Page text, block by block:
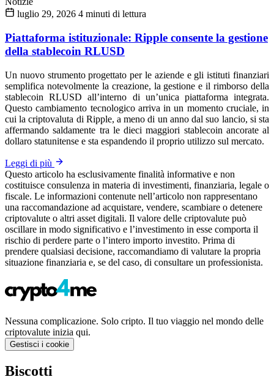
luglio 29, 2026 4 minuti di lettura
Piattaforma istituzionale: Ripple consente la gestione
della stablecoin RLUSD
Un nuovo strumento progettato per le aziende e gli istituti finanziari
semplifica notevolmente la creazione, la gestione e il rimborso della
stablecoin RLUSD all’interno di un’unica piattaforma integrata.
Questo cambiamento tecnologico arriva in un momento cruciale, in
cui la criptovaluta di Ripple, a meno di un anno dal suo lancio, si sta
affermando saldamente tra le dieci maggiori stablecoin ancorate al
dollaro statunitense e sta espandendo il proprio utilizzo sul mercato.
Leggi di più
Questo articolo ha esclusivamente finalità informative e non
costituisce consulenza in materia di investimenti, finanziaria, legale o
fiscale. Le informazioni contenute nell’articolo non rappresentano
una raccomandazione ad acquistare, vendere, scambiare o detenere
criptovalute o altri asset digitali. Il valore delle criptovalute può
oscillare in modo significativo e l’investimento in esse comporta il
rischio di perdere parte o l’intero importo investito. Prima di
prendere qualsiasi decisione, raccomandiamo di valutare la propria
situazione finanziaria e, se del caso, di consultare un professionista.
Nessuna complicazione. Solo cripto. Il tuo viaggio nel mondo delle
criptovalute inizia qui.
Gestisci i cookie
Biscotti